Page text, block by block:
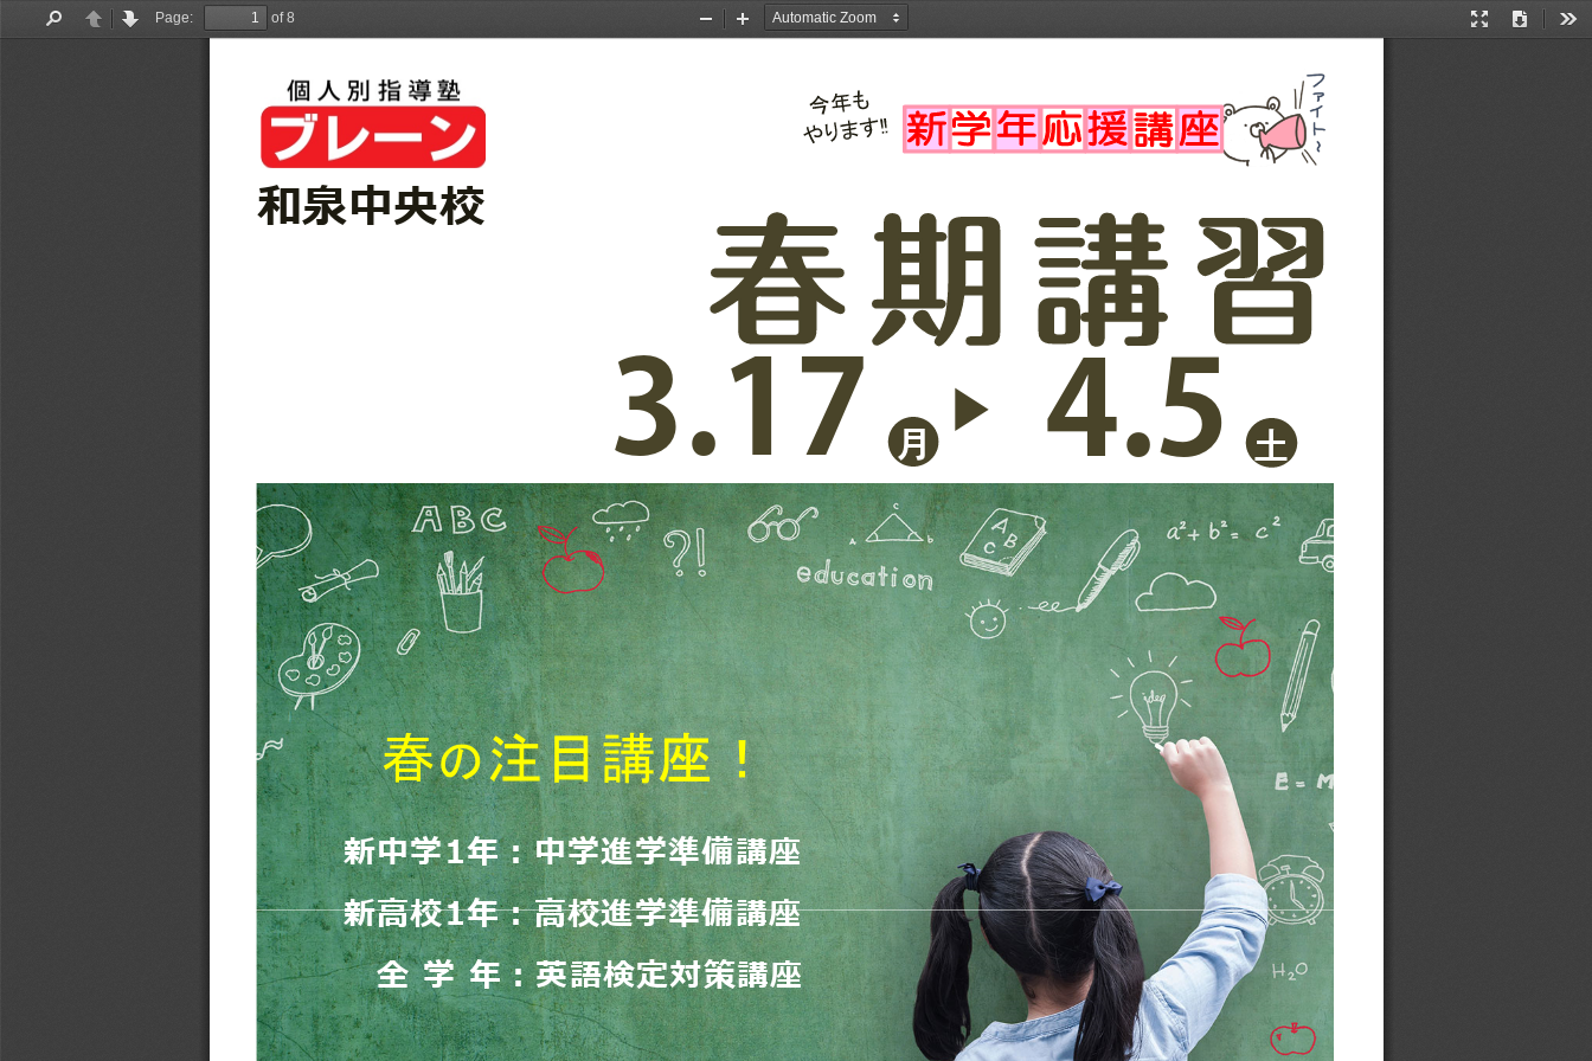
PreviousNext
Page:
of 8
Presentation
Download
Zoom
Zoom
春の注目講座！
3.17
和泉中央校
月 土
新中学1年︓中学進学準備講座
新高校1年︓高校進学準備講座
全 学 年︓英語検定対策講座
4.5
▶